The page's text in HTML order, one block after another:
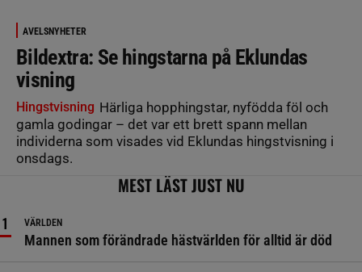
AVELSNYHETER
Bildextra: Se hingstarna på Eklundas
visning
Hingstvisning Härliga hopphingstar, nyfödda föl och
gamla godingar – det var ett brett spann mellan
individerna som visades vid Eklundas hingstvisning i
onsdags.
MEST LÄST JUST NU
VÄRLDEN
Mannen som förändrade hästvärlden för alltid är död